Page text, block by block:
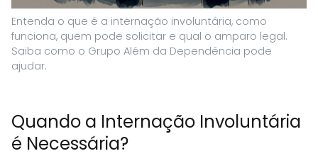
Entenda o que é a internação involuntária, como
funciona, quem pode solicitar e qual o amparo legal.
Saiba como o Grupo Além da Dependência pode
ajudar.
Quando a Internação Involuntária
é Necessária?